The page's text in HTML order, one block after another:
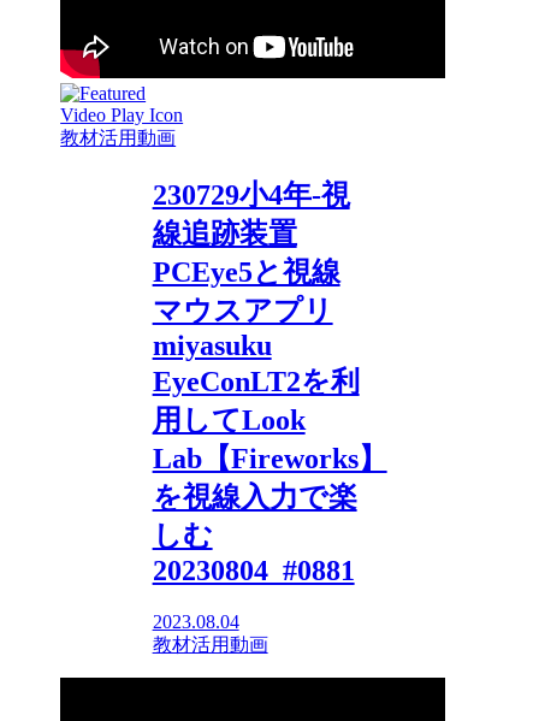
教材活用動画
230729小4年-視
線追跡装置
PCEye5と視線
マウスアプリ
miyasuku
EyeConLT2を利
用してLook
Lab【Fireworks】
を視線入力で楽
しむ
20230804_#0881
2023.08.04
教材活用動画